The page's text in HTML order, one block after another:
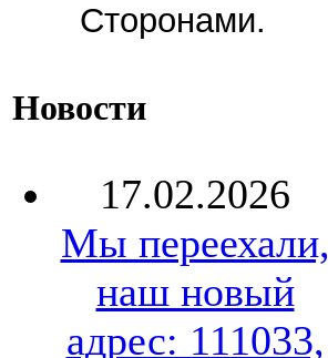
Сторонами.
Новости
17.02.2026
Мы переехали,
наш новый
адрес: 111033,